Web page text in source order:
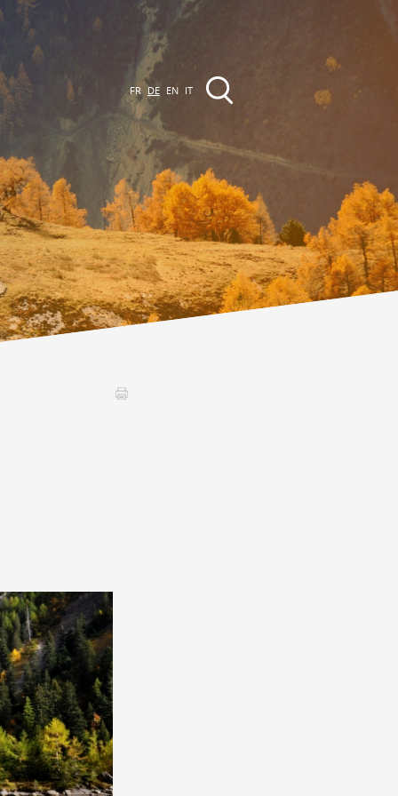
Region
Veranstaltungen
Vinum Montis
Assemblées générales & Statuts
et/ou s'inscrire à la newsletter
sur notre newsletter
à idées
FR DE EN IT